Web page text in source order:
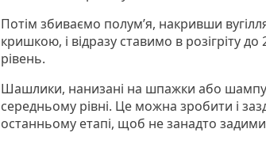
Потім збиваємо полум’я, накривши
кришкою, і відразу ставимо в розігріту до
рівень.
Шашлики, нанизані на шпажки або
середньому рівні. Це можна зробити і
останньому етапі, щоб не занадто